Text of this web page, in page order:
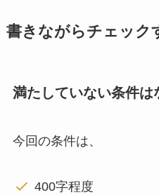
書きながらチェック
満たしていない条件は
今回の条件は、
400字程度